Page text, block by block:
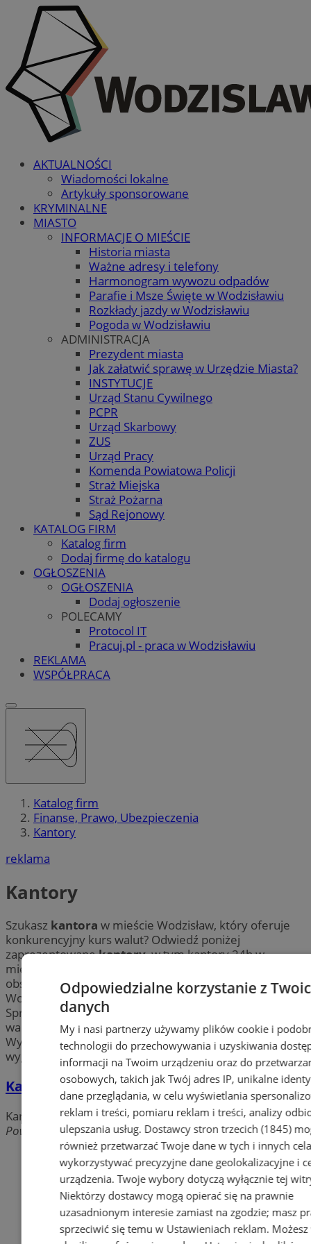
AKTUALNOŚCI
Wiadomości lokalne
Artykuły sponsorowane
KRYMINALNE
MIASTO
INFORMACJE O MIEŚCIE
Historia miasta
Ważne adresy i telefony
Harmonogram wywozu odpadów
Parafie i Msze Święte w Wodzisławiu
Rozkłady jazdy w Wodzisławiu
Pogoda w Wodzisławiu
ADMINISTRACJA
Prezydent miasta
Jak załatwić sprawę w Urzędzie Miasta?
INSTYTUCJE
Urząd Stanu Cywilnego
PCPR
Urząd Skarbowy
ZUS
Urząd Pracy
Komenda Powiatowa Policji
Straż Miejska
Straż Pożarna
Sąd Rejonowy
KATALOG FIRM
Katalog firm
Dodaj firmę do katalogu
OGŁOSZENIA
OGŁOSZENIA
Dodaj ogłoszenie
POLECAMY
Protocol IT
Pracuj.pl - praca w Wodzisławiu
REKLAMA
WSPÓŁPRACA
Katalog firm
Finanse, Prawo, Ubezpieczenia
Kantory
reklama
Kantory
Szukasz kantora w mieście Wodzisław, który oferuje
konkurencyjny kurs walut? Odwiedź poniżej
zaprezentowanekantory, w tym kantory 24h w
miejscowości Wodzisław, gdzie dbają o ekspresową
obsługę i atrakcyjne warunki. Wskazanekantory w
Wodzisławiu gwarantują najatrakcyjniejszą ofertę.
Sprawdź sam! Jeśli wyjeżdżasz za granicę i potrzebujesz
waluty koniecznie sprawdź kantory w Wodzisławiu.
Wybierz placówkę w której dokonasz szybkiej i
wygodnej wymiany walut po atrakcyjnych kursach.
Kantor Wymiany Walut Stefan Tatarczyk
Kantory
Powstańców Śl., 44-300 Wodzisław Śląski
Dodaj firmę
Pozostałe firmy w kategorii
reklama
Odpowiedzialne korzystanie z
danych
My i nasi partnerzy używamy plików cookie i
technologii do przechowywania i uzyskiwania
informacji na Twoim urządzeniu oraz do
osobowych, takich jak Twój adres IP, unikalne
dane przeglądania, w celu wyświetlania
reklam i treści, pomiaru reklam i treści, analizy
ulepszania usług. Dostawcy stron trzecich (1845)
również przetwarzać Twoje dane w tych i innych
wykorzystywać precyzyjne dane geolokalizacyjne i
urządzenia. Twoje wybory dotyczą wyłącznie tej
Niektórzy dostawcy mogą opierać się na prawnie
uzasadnionym interesie zamiast na zgodzie; masz
sprzeciwić się temu w Ustawieniach reklam.